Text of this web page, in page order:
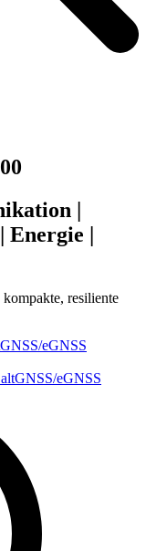
|
Energie |
resiliente
eGNSS